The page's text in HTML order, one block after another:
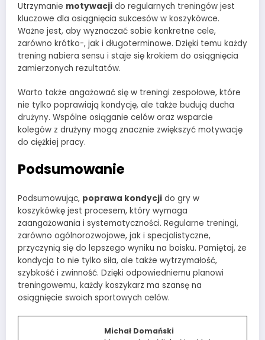
Utrzymanie motywacji do regularnych treningów jest
kluczowe dla osiągnięcia sukcesów w koszykówce.
Ważne jest, aby wyznaczać sobie konkretne cele,
zarówno krótko-, jak i długoterminowe. Dzięki temu każdy
trening nabiera sensu i staje się krokiem do osiągnięcia
zamierzonych rezultatów.
Warto także angażować się w treningi zespołowe, które
nie tylko poprawiają kondycję, ale także budują ducha
drużyny. Wspólne osiąganie celów oraz wsparcie
kolegów z drużyny mogą znacznie zwiększyć motywację
do ciężkiej pracy.
Podsumowanie
Podsumowując, poprawa kondycji do gry w
koszykówkę jest procesem, który wymaga
zaangażowania i systematyczności. Regularne treningi,
zarówno ogólnorozwojowe, jak i specjalistyczne,
przyczynią się do lepszego wyniku na boisku. Pamiętaj, że
kondycja to nie tylko siła, ale także wytrzymałość,
szybkość i zwinność. Dzięki odpowiedniemu planowi
treningowemu, każdy koszykarz ma szansę na
osiągnięcie swoich sportowych celów.
Michał Domański